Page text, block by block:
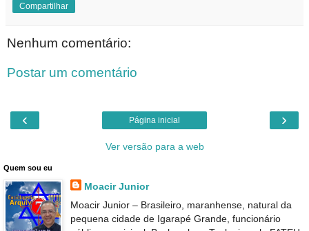
Compartilhar
Nenhum comentário:
Postar um comentário
‹ ›
Página inicial
Ver versão para a web
Quem sou eu
Moacir Junior
Moacir Junior – Brasileiro, maranhense, natural da
pequena cidade de Igarapé Grande, funcionário